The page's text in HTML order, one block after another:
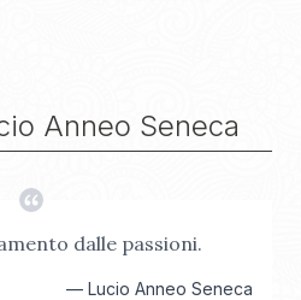
Anneo Seneca
dalle passioni.
— Lucio Anneo Seneca